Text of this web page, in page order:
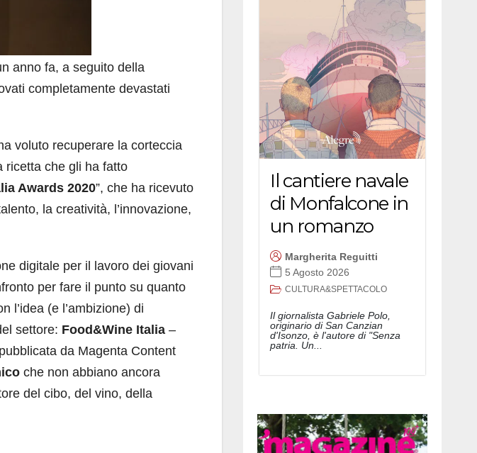
anno fa, a seguito della
completamente devastati
voluto recuperare la corteccia
ricetta che gli ha fatto
Awards 2020”, che ha ricevuto
la creatività, l’innovazione,
digitale per il lavoro dei giovani
per fare il punto su quanto
l’idea (e l’ambizione) di
settore: Food&Wine Italia –
da Magenta Content
che non abbiano ancora
del cibo, del vino, della
Il cantiere navale
di Monfalcone in
un romanzo
Margherita Reguitti
5 Agosto 2026
CULTURA&SPETTACOLO
Il giornalista Gabriele Polo,
originario di San Canzian
d'Isonzo, è l'autore di "Senza
patria. Un...